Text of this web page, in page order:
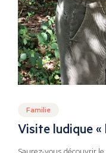
Familie
Visite ludique «